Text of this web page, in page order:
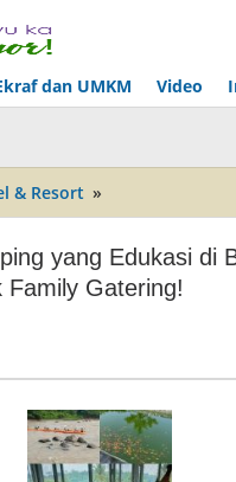
dan UMKM Video
& Resort »
Camping
yang
Edukasi
di
Gatering!
yang Edukasi di
Family Gatering!